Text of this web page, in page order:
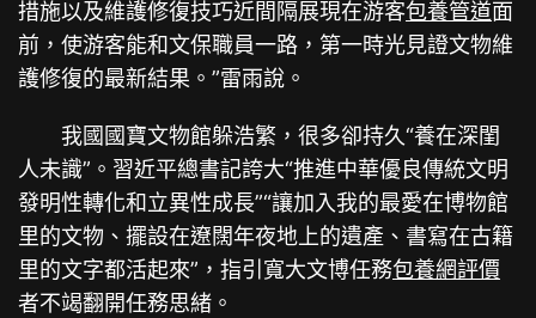
措施以及維護修復技巧近間隔展現在游客包養管道面
前，使游客能和文保職員一路，第一時光見證文物維
護修復的最新結果。”雷雨說。
我國國寶文物館躲浩繁，很多卻持久“養在深閨
人未識”。習近平總書記誇大“推進中華優良傳統文明
發明性轉化和立異性成長”“讓加入我的最愛在博物館
里的文物、擺設在遼闊年夜地上的遺產、書寫在古籍
里的文字都活起來”，指引寬大文博任務包養網評價
者不竭翻開任務思緒。